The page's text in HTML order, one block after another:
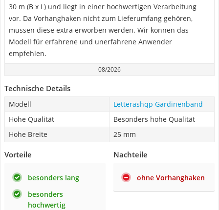
30 m (B x L) und liegt in einer hochwertigen Verarbeitung
vor. Da Vorhanghaken nicht zum Lieferumfang gehören,
müssen diese extra erworben werden. Wir können das
Modell für erfahrene und unerfahrene Anwender
empfehlen.
08/2026
Technische Details
Modell
Letterashqp Gardinenband
Hohe Qualität
Besonders hohe Qualität
Hohe Breite
25 mm
Vorteile
besonders lang
besonders
hochwertig
Nachteile
ohne Vorhanghaken